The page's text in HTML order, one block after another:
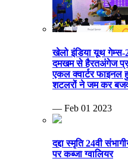
खेलो इंडिया यूथ गेम्स-
दमखम से हैरतअंगेज
एकल क्वार्टर फाइनल
शटलरों ने जम कर
— Feb 01 2023
दद्दा स्मृति 24वी
पर कब्जा ग्वालियर